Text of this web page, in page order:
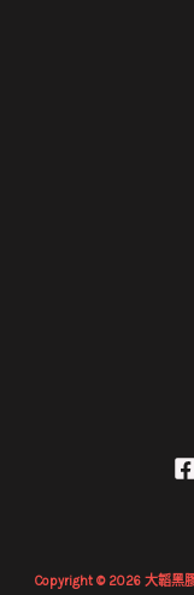
Copyright © 2026 大韜黑